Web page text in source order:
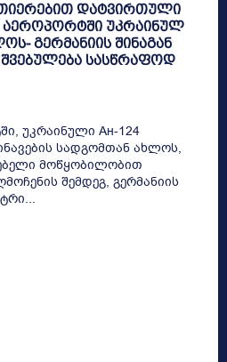
დატვირთული
უკრაინულ
გერმანიის შინაგან
შვებულება სასწრაფოდ
უკრაინული Ан-124
სადგომთან ახლოს,
მოწყობილობით
შემდეგ, გერმანიის